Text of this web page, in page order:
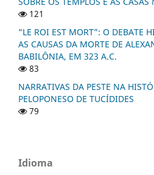
121
“LE ROI EST MORT”: O DEBATE
AS CAUSAS DA MORTE DE
BABILÔNIA, EM 323 A.C.
83
NARRATIVAS DA PESTE NA
PELOPONESO DE TUCÍDIDES
79
Idioma